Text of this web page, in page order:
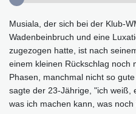
Musiala, der sich bei der Klub-
Wadenbeinbruch und eine
zugezogen hatte, ist nach
einem kleinen Rückschlag noch
Phasen, manchmal nicht so
sagte der 23-Jährige, "ich weiß,
was ich machen kann, was